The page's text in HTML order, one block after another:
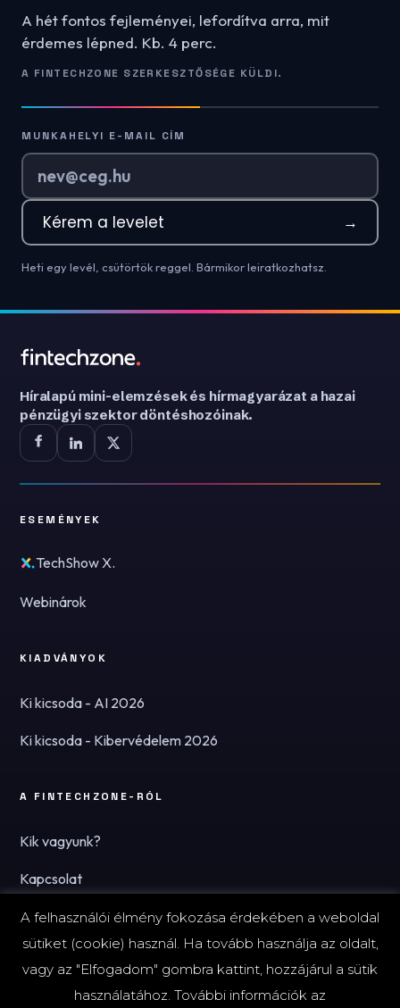
A hét fontos fejleményei, lefordítva arra, mit
érdemes lépned. Kb. 4 perc.
A FINTECHZONE SZERKESZTŐSÉGE KÜLDI.
MUNKAHELYI E-MAIL CÍM
Kérem a levelet →
Heti egy levél, csütörtök reggel. Bármikor leiratkozhatsz.
Híralapú mini-elemzések és hírmagyarázat a hazai
pénzügyi szektor döntéshozóinak.
ESEMÉNYEK
TechShow X.
Webinárok
KIADVÁNYOK
Ki kicsoda - AI 2026
Ki kicsoda - Kibervédelem 2026
A FINTECHZONE-RÓL
Kik vagyunk?
Kapcsolat
Hírlevél
A felhasználói élmény fokozása érdekében a weboldal
sütiket (cookie) használ. Ha tovább használja az oldalt,
vagy az "Elfogadom" gombra kattint, hozzájárul a sütik
használatához. További információk az